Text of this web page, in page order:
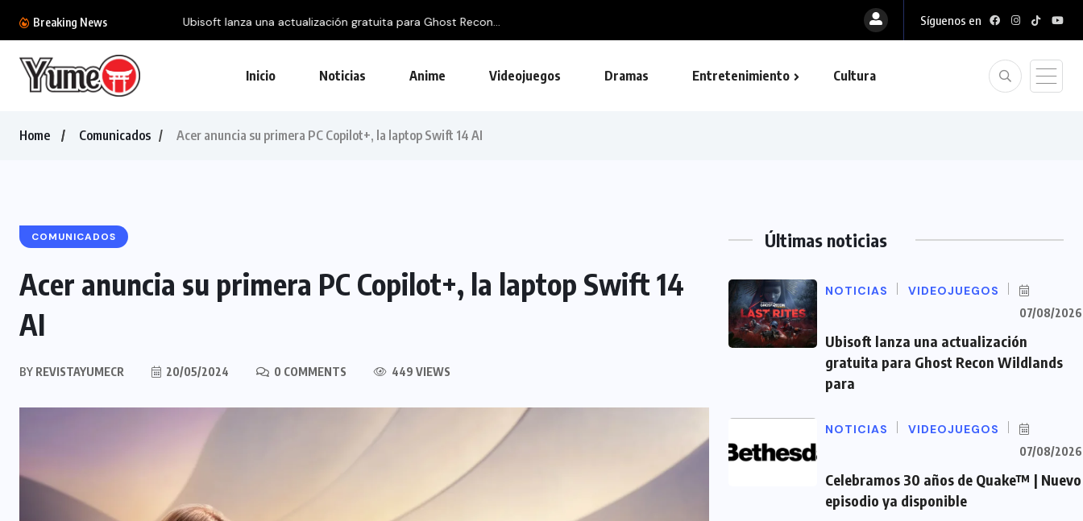
Breaking News Ubisoft lanza una actualización gratuita para Ghost Recon... Síguenos en
Inicio Noticias Anime Videojuegos Dramas Entretenimiento Cultura
Home Comunicados Acer anuncia su primera PC Copilot+, la laptop Swift 14 AI
COMUNICADOS
Acer anuncia su primera PC Copilot+, la laptop Swift 14
AI
BY REVISTAYUMECR 20/05/2024 0 COMMENTS 449 VIEWS
Últimas noticias
NOTICIAS VIDEOJUEGOS
07/08/2026
Ubisoft lanza una actualización
gratuita para Ghost Recon Wildlands
para
NOTICIAS VIDEOJUEGOS
07/08/2026
Celebramos 30 años de Quake™ | Nuevo
episodio ya disponible